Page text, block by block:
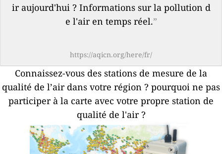
ir aujourd'hui ? Informations sur la pollution d
e l'air en temps réel.”
https://aqicn.org/here/fr/
Connaissez-vous des stations de mesure de la
qualité de l’air dans votre région ? pourquoi ne pas
participer à la carte avec votre propre station de
qualité de l'air ?